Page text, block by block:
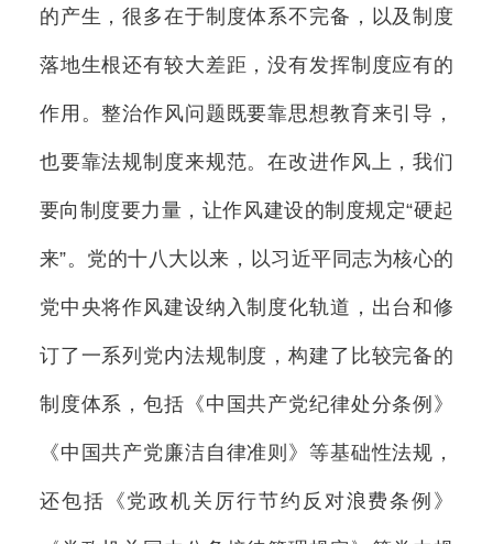
的产生，很多在于制度体系不完备，以及制度
落地生根还有较大差距，没有发挥制度应有的
作用。整治作风问题既要靠思想教育来引导，
也要靠法规制度来规范。在改进作风上，我们
要向制度要力量，让作风建设的制度规定“硬起
来”。党的十八大以来，以习近平同志为核心的
党中央将作风建设纳入制度化轨道，出台和修
订了一系列党内法规制度，构建了比较完备的
制度体系，包括《中国共产党纪律处分条例》
《中国共产党廉洁自律准则》等基础性法规，
还包括《党政机关厉行节约反对浪费条例》